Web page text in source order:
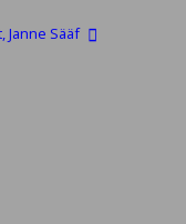
Janne Sääf